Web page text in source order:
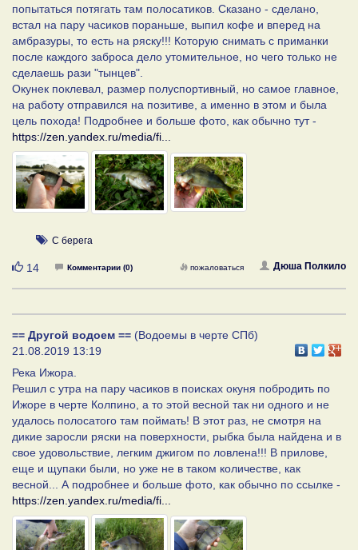
попытаться потягать там полосатиков. Сказано - сделано,
встал на пару часиков пораньше, выпил кофе и вперед на
амбразуры, то есть на ряску!!! Которую снимать с приманки
после каждого заброса дело утомительное, но чего только не
сделаешь рази "тынцев".
Окунек поклевал, размер полуспортивный, но самое главное,
на работу отправился на позитиве, а именно в этом и была
цель похода! Подробнее и больше фото, как обычно тут -
https://zen.yandex.ru/media/fi...
С берега
Нравится
14 Комментарии (0) Дюша Полкило
пожаловаться
== Другой водоем == (Водоемы в черте СПб)
21.08.2019 13:19
Река Ижора.
Решил с утра на пару часиков в поисках окуня побродить по
Ижоре в черте Колпино, а то этой весной так ни одного и не
удалось полосатого там поймать! В этот раз, не смотря на
дикие заросли ряски на поверхности, рыбка была найдена и в
свое удовольствие, легким джигом по ловлена!!! В прилове,
еще и щупаки были, но уже не в таком количестве, как
весной... А подробнее и больше фото, как обычно по ссылке -
https://zen.yandex.ru/media/fi...